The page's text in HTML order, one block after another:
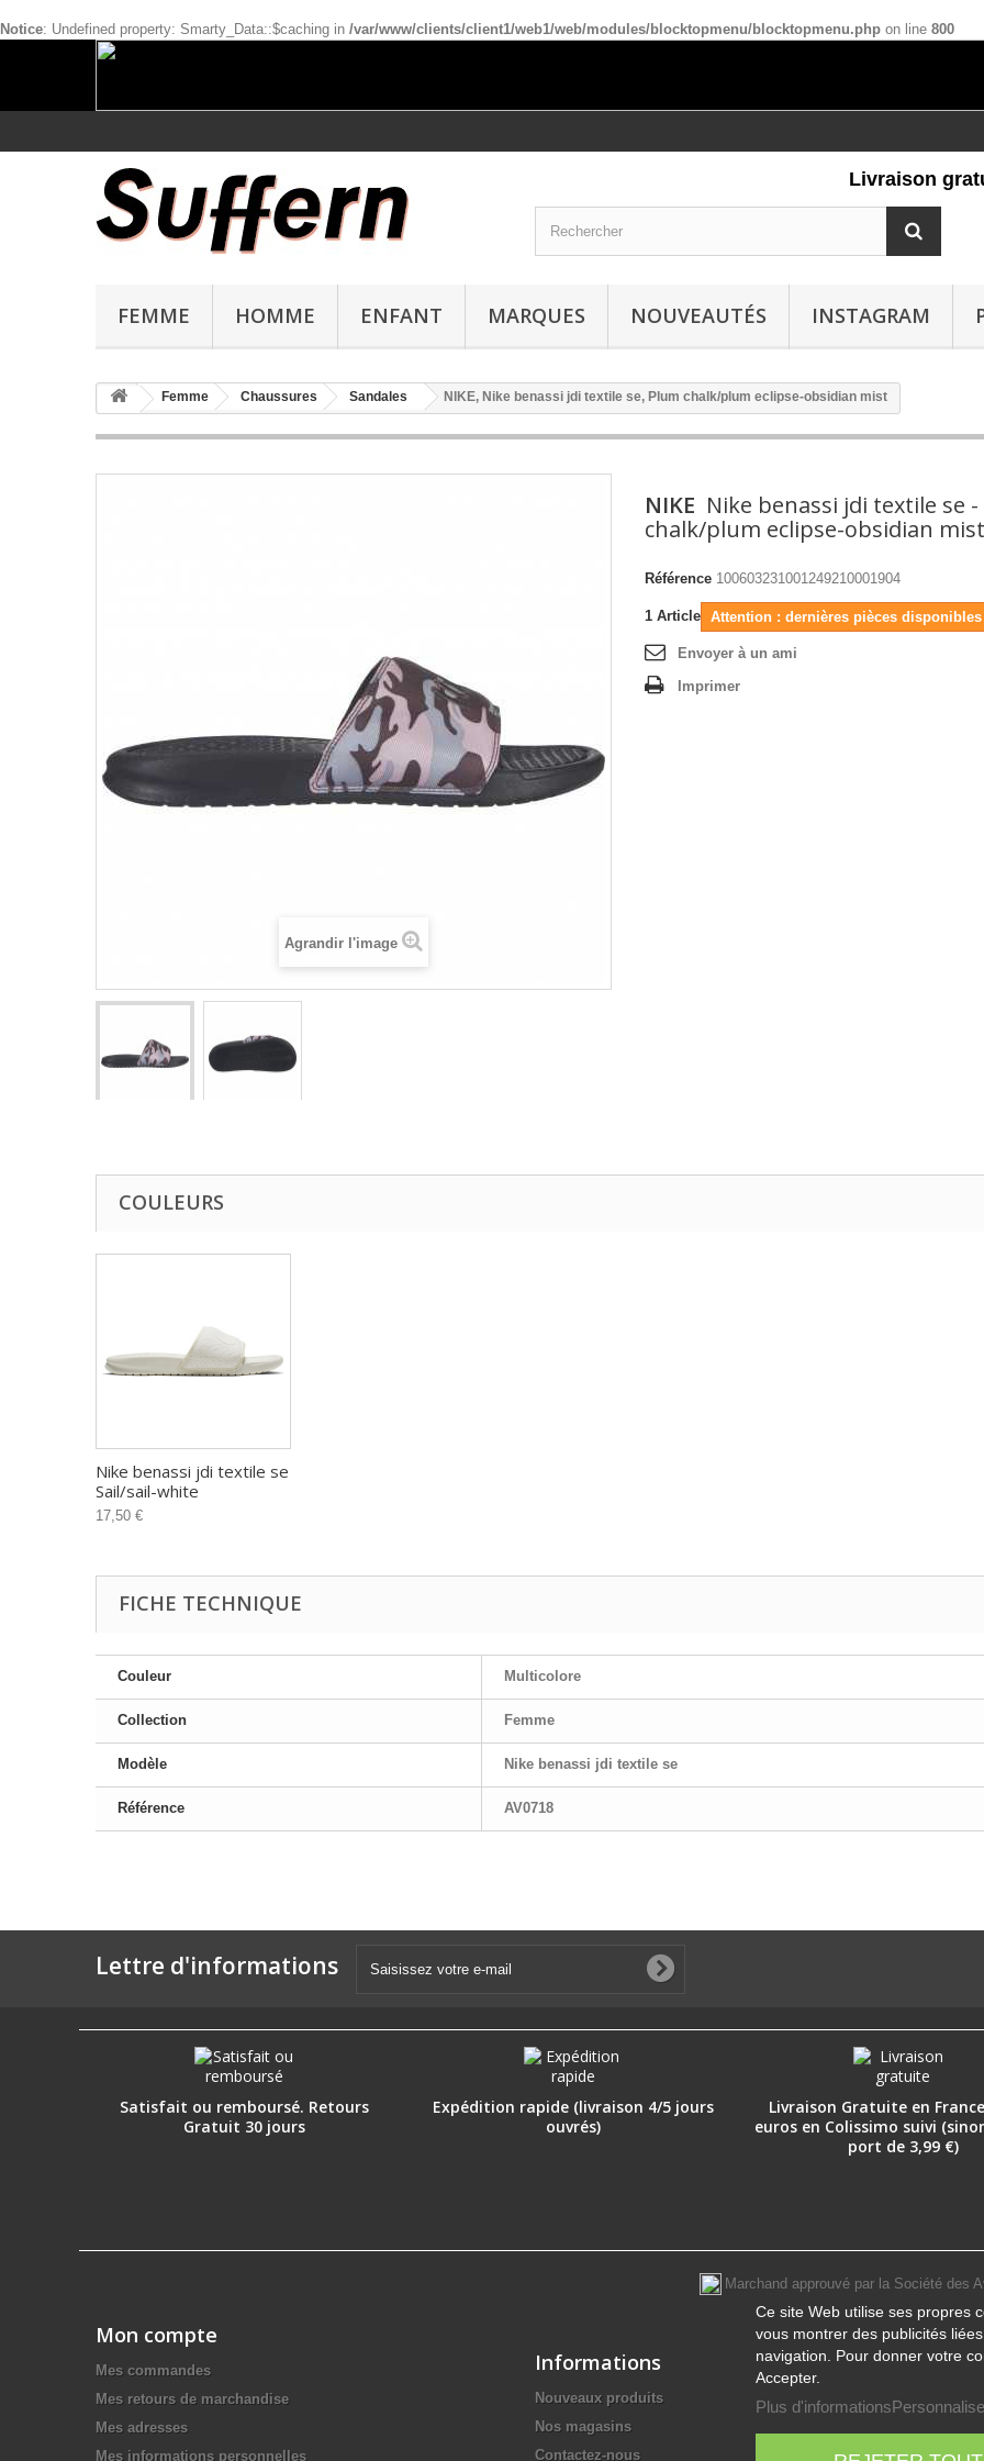
Notice: Undefined property: Smarty_Data::$caching in /var/www/clients/client1/web1/web/modules/blocktopmenu/blocktopmenu.php on line 800
FEMME HOMME ENFANT MARQUES NOUVEAUTÉS INSTAGRAM
Livraison
Femme Chaussures Sandales NIKE, Nike benassi jdi textile se, Plum chalk/plum eclipse-obsidian mist
Agrandir l'image
NIKE Nike benassi jdi textile se
chalk/plum eclipse-obsidian mist
Référence 100603231001249210001904
1 Article Attention : dernières pièces disponibles
Envoyer à un ami
Imprimer
COULEURS
Nike benassi jdi textile se
Sail/sail-white
17,50 €
FICHE TECHNIQUE
Couleur Multicolore
Collection Femme
Modèle Nike benassi jdi textile se
Référence AV0718
Lettre d'informations
Satisfait ou remboursé. Retours
Gratuit 30 jours
Expédition rapide (livraison 4/5 jours
ouvrés)
Livraison Gratuite en
euros en Colissimo suivi
port de 3,99 €)
Mon compte
Mes commandes
Mes retours de marchandise
Mes adresses
Mes informations personnelles
Marchand approuvé par la Société des
Informations
Nouveaux produits
Nos magasins
Contactez-nous
Ce site Web utilise ses propres
vous montrer des publicités
navigation. Pour donner votre
Accepter.
Plus d'informations